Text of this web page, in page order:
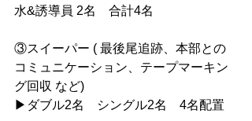
水&誘導員 2名　合計4名
③スイーパー ( 最後尾追跡、本部との
コミュニケーション、テープマーキン
グ回収 など)
▶︎ダブル2名　シングル2名　4名配置